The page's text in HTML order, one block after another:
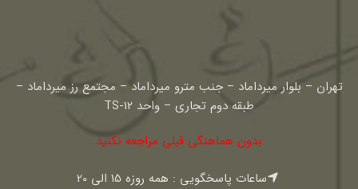
تهران – بلوار میرداماد – جنب مترو میرداماد – مجتمع رز میرداماد –
طبقه دوم تجاری – واحد TS-12
بدون هماهنگی قبلی مراجعه نکنید
ساعات پاسخگویی : همه روزه 15 الی 20